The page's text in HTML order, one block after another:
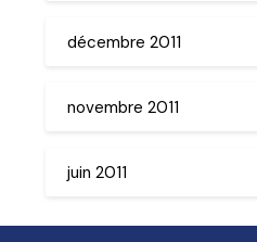
décembre 2011
novembre 2011
juin 2011